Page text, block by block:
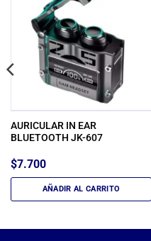
AURICULAR IN EAR
BLUETOOTH JK-607
$7.700
AÑADIR AL CARRITO